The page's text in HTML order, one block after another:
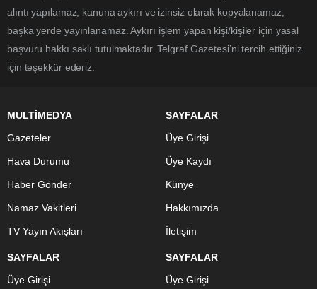
alıntı yapılamaz, kanuna aykırı ve izinsiz olarak kopyalanamaz,
başka yerde yayınlanamaz. Aykırı işlem yapan kişi/kişiler için yasal
başvuru hakkı saklı tutulmaktadır. Telgraf Gazetesi’ni tercih ettiğiniz
için teşekkür ederiz.
MULTİMEDYA
Gazeteler
Hava Durumu
Haber Gönder
Namaz Vakitleri
TV Yayın Akışları
SAYFALAR
Üye Girişi
Üye Kaydı
Künye
Hakkımızda
İletişim
SAYFALAR
Üye Girişi
SAYFALAR
Üye Girişi